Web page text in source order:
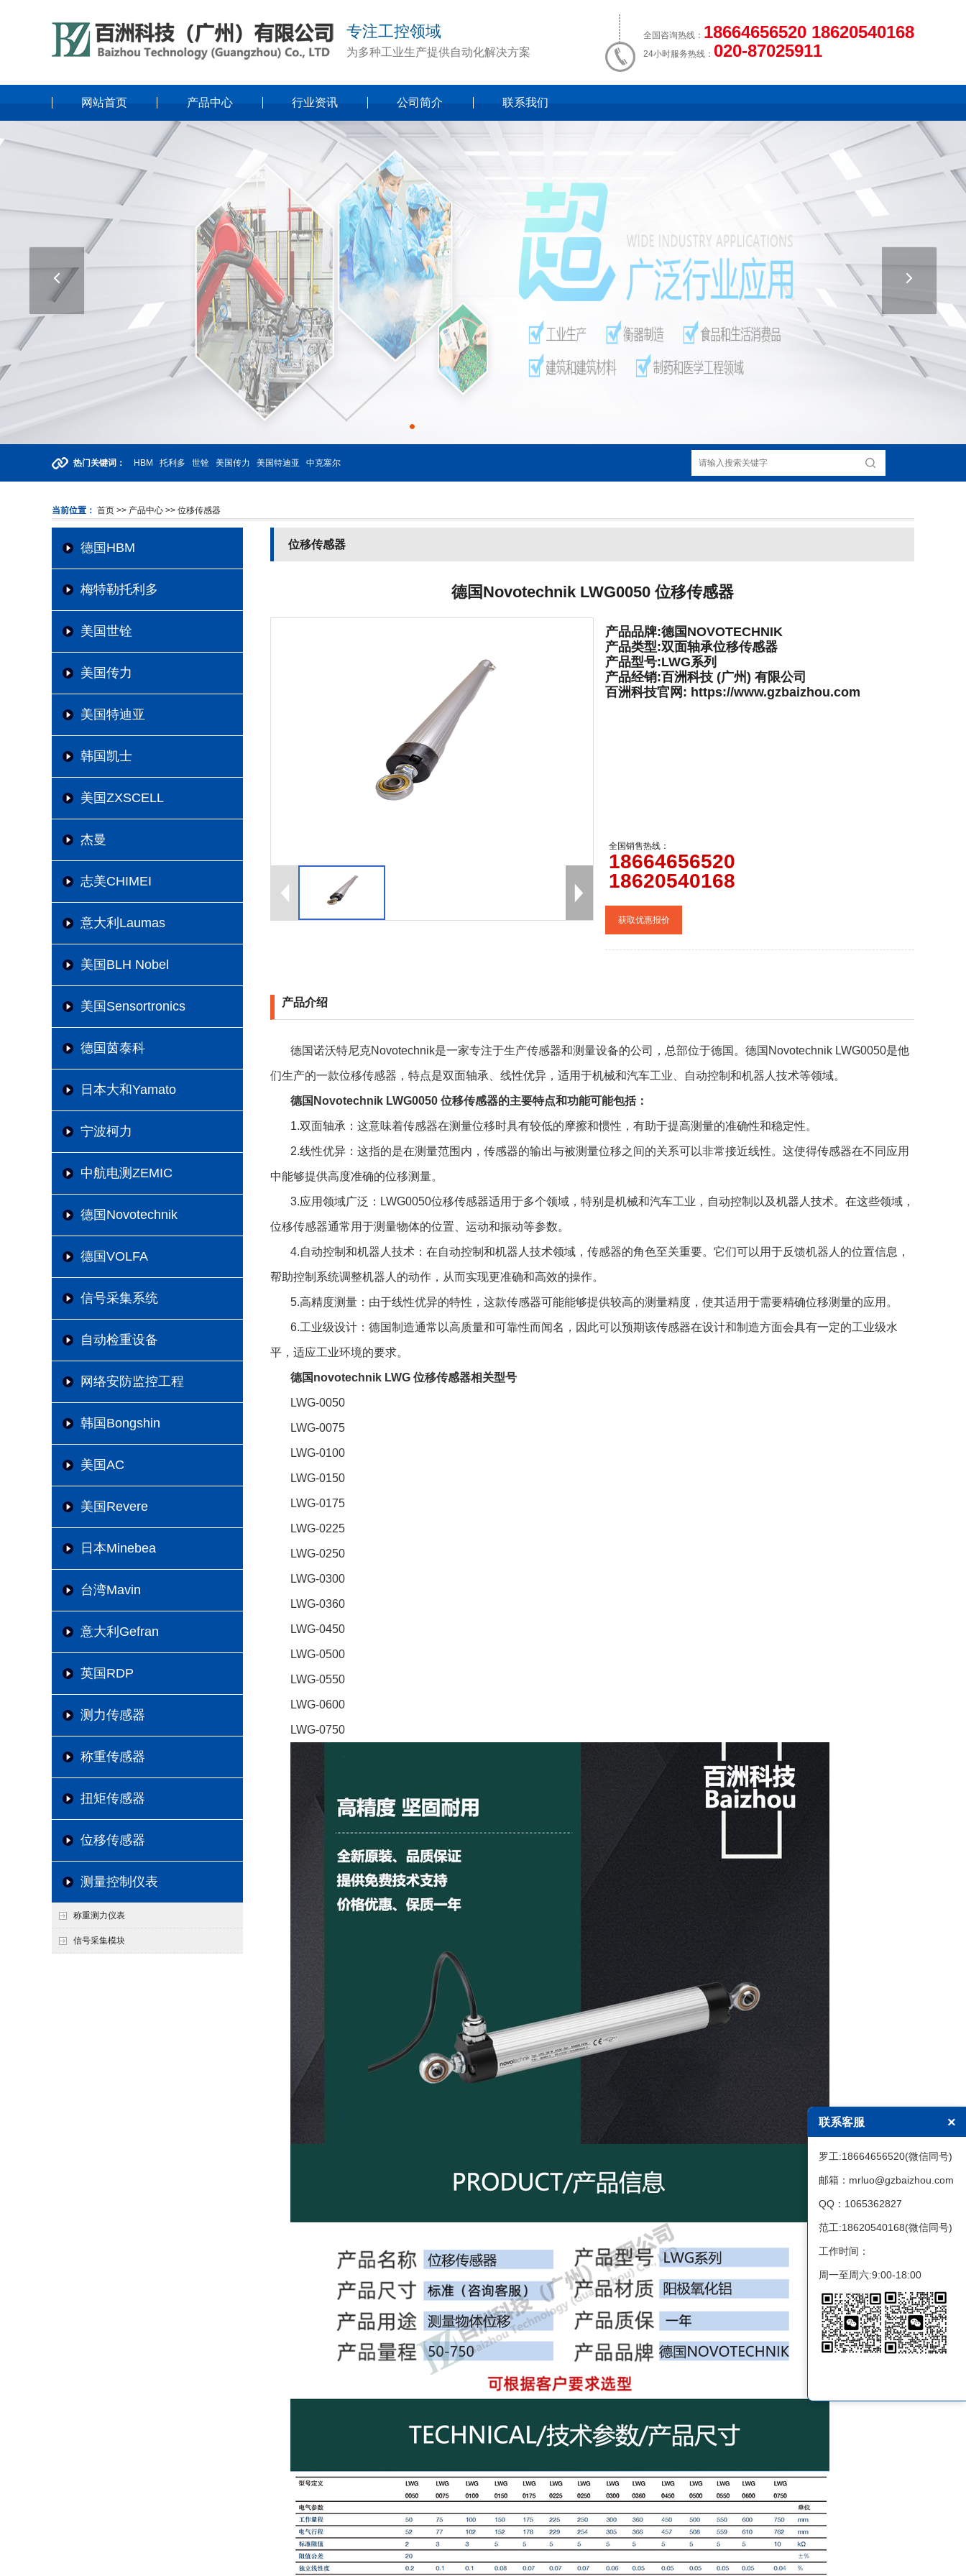
专注工控领域
为多种工业生产提供自动化解决方案
全国咨询热线： 18664656520 18620540168
24小时服务热线： 020-87025911
网站首页 产品中心 行业资讯 公司简介 联系我们
热门关键词： HBM 托利多 世铨 美国传力 美国特迪亚 中克塞尔
当前位置： 首页 >> 产品中心 >> 位移传感器
德国HBM
梅特勒托利多
美国世铨
美国传力
美国特迪亚
韩国凯士
美国ZXSCELL
杰曼
志美CHIMEI
意大利Laumas
美国BLH Nobel
美国Sensortronics
德国茵泰科
日本大和Yamato
宁波柯力
中航电测ZEMIC
德国Novotechnik
德国VOLFA
信号采集系统
自动检重设备
网络安防监控工程
韩国Bongshin
美国AC
美国Revere
日本Minebea
台湾Mavin
意大利Gefran
英国RDP
测力传感器
称重传感器
扭矩传感器
位移传感器
测量控制仪表
称重测力仪表
信号采集模块
位移传感器
德国Novotechnik LWG0050 位移传感器
产品品牌:德国NOVOTECHNIK
产品类型:双面轴承位移传感器
产品型号:LWG系列
产品经销:百洲科技 (广州) 有限公司
百洲科技官网: https://www.gzbaizhou.com
全国销售热线：
18664656520
18620540168
获取优惠报价
产品介绍
德国诺沃特尼克Novotechnik是一家专注于生产传感器和测量设备的公司，总部位于德国。德国Novotechnik LWG0050是他
们生产的一款位移传感器，特点是双面轴承、线性优异，适用于机械和汽车工业、自动控制和机器人技术等领域。
德国Novotechnik LWG0050 位移传感器的主要特点和功能可能包括：
1.双面轴承：这意味着传感器在测量位移时具有较低的摩擦和惯性，有助于提高测量的准确性和稳定性。
2.线性优异：这指的是在测量范围内，传感器的输出与被测量位移之间的关系可以非常接近线性。这使得传感器在不同应用
中能够提供高度准确的位移测量。
3.应用领域广泛：LWG0050位移传感器适用于多个领域，特别是机械和汽车工业，自动控制以及机器人技术。在这些领域，
位移传感器通常用于测量物体的位置、运动和振动等参数。
4.自动控制和机器人技术：在自动控制和机器人技术领域，传感器的角色至关重要。它们可以用于反馈机器人的位置信息，
帮助控制系统调整机器人的动作，从而实现更准确和高效的操作。
5.高精度测量：由于线性优异的特性，这款传感器可能能够提供较高的测量精度，使其适用于需要精确位移测量的应用。
6.工业级设计：德国制造通常以高质量和可靠性而闻名，因此可以预期该传感器在设计和制造方面会具有一定的工业级水
平，适应工业环境的要求。
德国novotechnik LWG 位移传感器相关型号
LWG-0050
LWG-0075
LWG-0100
LWG-0150
LWG-0175
LWG-0225
LWG-0250
LWG-0300
LWG-0360
LWG-0450
LWG-0500
LWG-0550
LWG-0600
LWG-0750
联系客服 ×
罗工:18664656520(微信同号)
邮箱：mrluo@gzbaizhou.com
QQ：1065362827
范工:18620540168(微信同号)
工作时间：
周一至周六:9:00-18:00